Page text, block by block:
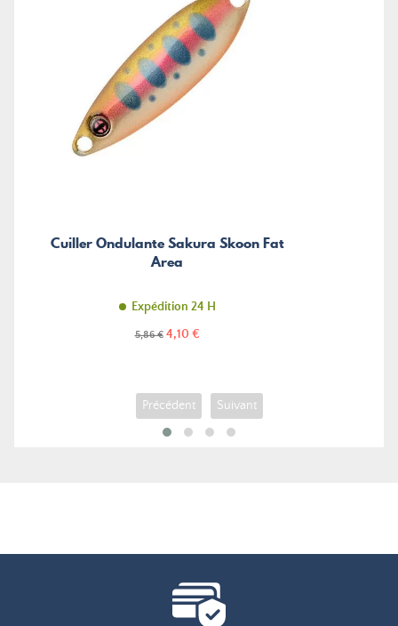
Cuiller Ondulante Sakura Skoon Fat
Area
Expédition 24 H
Prix
5,86 € Prix
4,10 €
Précédent Suivant